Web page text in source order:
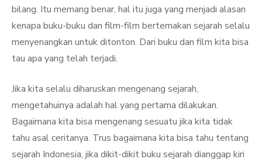
bilang. Itu memang benar, hal itu juga yang menjadi alasan
kenapa buku-buku dan film-film bertemakan sejarah selalu
menyenangkan untuk ditonton. Dari buku dan film kita bisa
tau apa yang telah terjadi.
Jika kita selalu diharuskan mengenang sejarah,
mengetahuinya adalah hal yang pertama dilakukan.
Bagaimana kita bisa mengenang sesuatu jika kita tidak
tahu asal ceritanya. Trus bagaimana kita bisa tahu tentang
sejarah Indonesia, jika dikit-dikit buku sejarah dianggap kiri